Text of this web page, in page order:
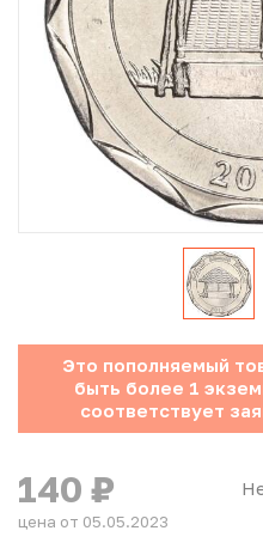
Юбилейные монеты Банка
Памятные и
Иностранные монеты
Неофициальные выпуски
Античные и
Инвестиционные монеты
Это пополняемый
быть более 1
соответствует
140 ₽
цена от 05.05.2023